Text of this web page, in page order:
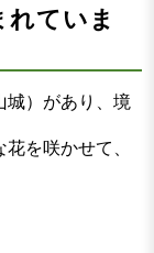
れていま
城）があり、境
を咲かせて、